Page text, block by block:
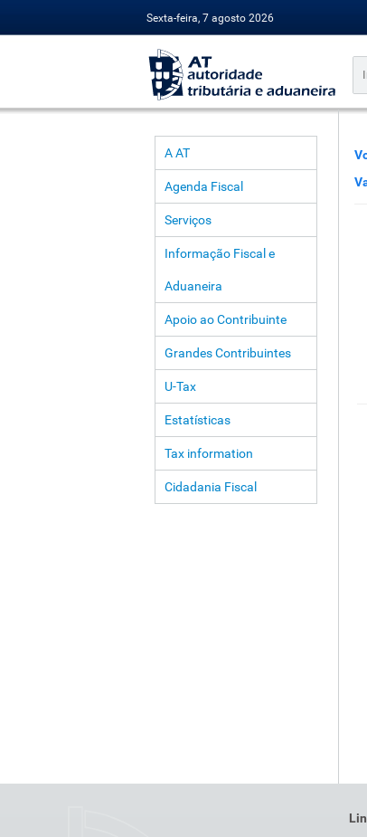
Sexta-feira, 7 agosto 2026
A AT
Agenda Fiscal
Serviços
Informação Fiscal e
Aduaneira
Apoio ao Contribuinte
Grandes Contribuintes
U-Tax
Estatísticas
Tax information
Cidadania Fiscal